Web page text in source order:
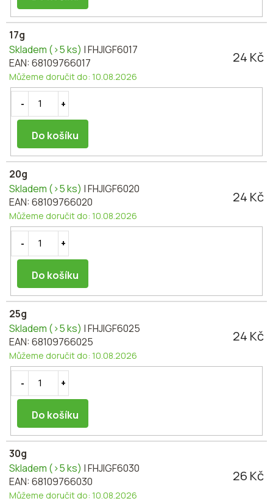
17g
Skladem (>5 ks) | FHJIGF6017
EAN:68109766017
Můžeme doručit do: 10.08.2026
24 Kč
Do košíku
20g
Skladem (>5 ks) | FHJIGF6020
EAN:68109766020
Můžeme doručit do: 10.08.2026
24 Kč
Do košíku
25g
Skladem (>5 ks) | FHJIGF6025
EAN:68109766025
Můžeme doručit do: 10.08.2026
24 Kč
Do košíku
30g
Skladem (>5 ks) | FHJIGF6030
EAN:68109766030
Můžeme doručit do: 10.08.2026
26 Kč